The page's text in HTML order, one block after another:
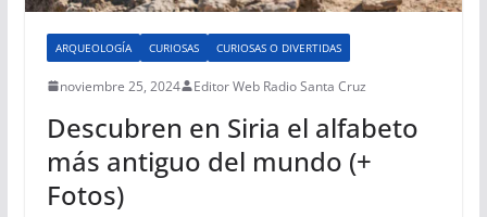
ARQUEOLOGÍA CURIOSAS CURIOSAS O DIVERTIDAS
noviembre 25, 2024 Editor Web Radio Santa Cruz
Descubren en Siria el alfabeto
más antiguo del mundo (+
Fotos)